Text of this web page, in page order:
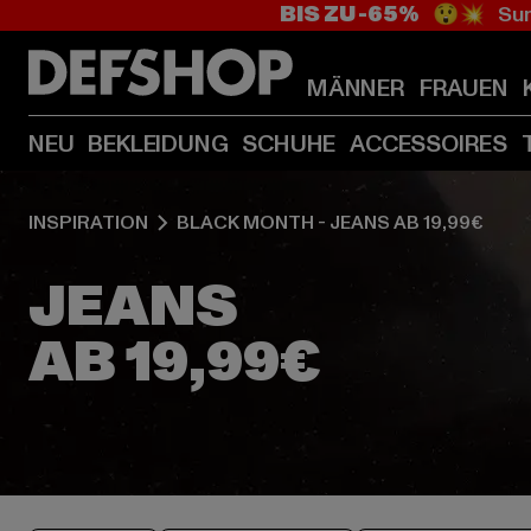
BIS ZU -65% 😲💥
MÄNNER FRAUEN
NEU BEKLEIDUNG SCHUHE ACCESSOIRES
INSPIRATION BLACK MONTH - JEANS AB 19,99€
JEANS